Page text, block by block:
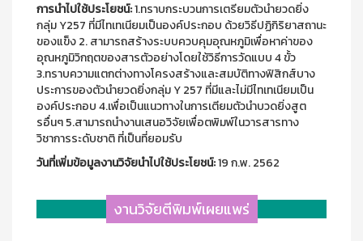
การนำไปใช้ประโยชน์:1.ทราบกระบวนการเตรียมตัวนำยวดยิ่ง
กลุ่ม Y257 ที่มีไทเทเนียมเป็นองค์ประกอบ ด้วยวิธีปฏิกิริยาสถานะ
ของแข็ง 2. สามารถสร้างระบบควบคุมอุณหภูมิเพื่อหาค่าของ
อุณหภูมิวิกฤตของสารตัวอย่างโดยใช้วิธีการวัดแบบ 4 ขั้ว
3.ทราบความแตกต่างทางโครงสร้างและสมบัติทางฟิสิกส์บาง
ประการของตัวนำยวดยิ่งกลุ่ม Y 257 ที่มีและไม่มีไทเทเนียมเป็น
องค์ประกอบ 4.เพื่อเป็นแนวทางในการเตียมตัวนำบวดยิ่งสูต
รอื่นๆ 5.สามารถนำงานเสนอวิจัยเพื่อตพิมพ์ในวารสารทาง
วิชาการระดับชาติ ที่เป็นที่ยอมรับ
วันที่เพิ่มข้อมูลงานวิจัยนำไปใช้ประโยชน์:19 ก.พ. 2562
งานวิจัยตีพิมพ์เผยแพร่